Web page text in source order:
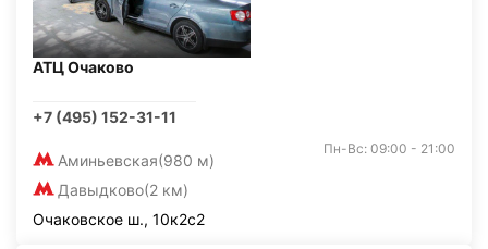
АТЦ Очаково
+7 (495) 152-31-11
Аминьевская(980 м)
Давыдково(2 км)
Пн-Вс: 09:00 - 21:00
Очаковское ш., 10к2с2